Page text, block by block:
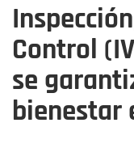
Control
se
bienestar